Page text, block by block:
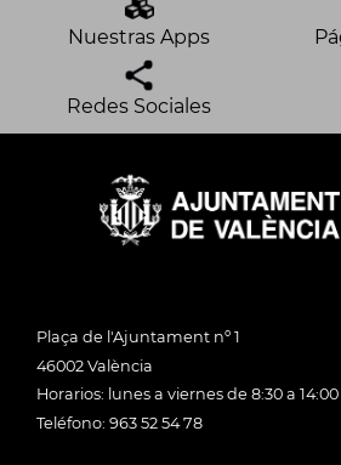
Nuestras Apps
Redes Sociales
Plaça de l'Ajuntament nº 1
46002 València
Horarios: lunes a viernes de 8:30 a
Teléfono: 963 52 54 78